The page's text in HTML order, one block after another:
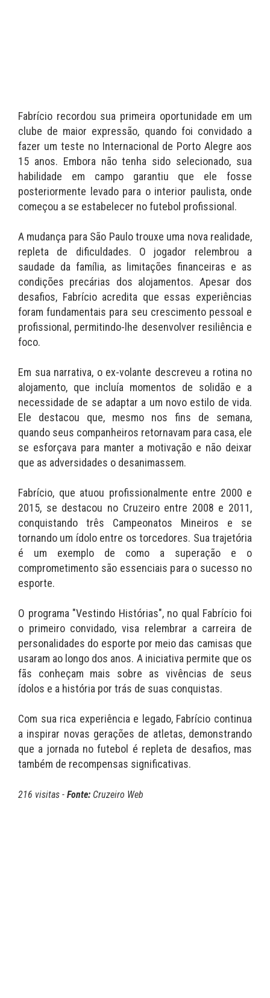
Fabrício recordou sua primeira oportunidade em um
clube de maior expressão, quando foi convidado a
fazer um teste no Internacional de Porto Alegre aos
15 anos. Embora não tenha sido selecionado, sua
habilidade em campo garantiu que ele fosse
posteriormente levado para o interior paulista, onde
começou a se estabelecer no futebol profissional.
A mudança para São Paulo trouxe uma nova realidade,
repleta de dificuldades. O jogador relembrou a
saudade da família, as limitações financeiras e as
condições precárias dos alojamentos. Apesar dos
desafios, Fabrício acredita que essas experiências
foram fundamentais para seu crescimento pessoal e
profissional, permitindo-lhe desenvolver resiliência e
foco.
Em sua narrativa, o ex-volante descreveu a rotina no
alojamento, que incluía momentos de solidão e a
necessidade de se adaptar a um novo estilo de vida.
Ele destacou que, mesmo nos fins de semana,
quando seus companheiros retornavam para casa, ele
se esforçava para manter a motivação e não deixar
que as adversidades o desanimassem.
Fabrício, que atuou profissionalmente entre 2000 e
2015, se destacou no Cruzeiro entre 2008 e 2011,
conquistando três Campeonatos Mineiros e se
tornando um ídolo entre os torcedores. Sua trajetória
é um exemplo de como a superação e o
comprometimento são essenciais para o sucesso no
esporte.
O programa "Vestindo Histórias", no qual Fabrício foi
o primeiro convidado, visa relembrar a carreira de
personalidades do esporte por meio das camisas que
usaram ao longo dos anos. A iniciativa permite que os
fãs conheçam mais sobre as vivências de seus
ídolos e a história por trás de suas conquistas.
Com sua rica experiência e legado, Fabrício continua
a inspirar novas gerações de atletas, demonstrando
que a jornada no futebol é repleta de desafios, mas
também de recompensas significativas.
216 visitas - Fonte: Cruzeiro Web